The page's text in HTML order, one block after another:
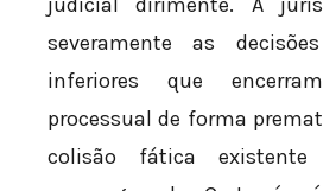
severamente as
inferiores que
processual de forma
colisão fática